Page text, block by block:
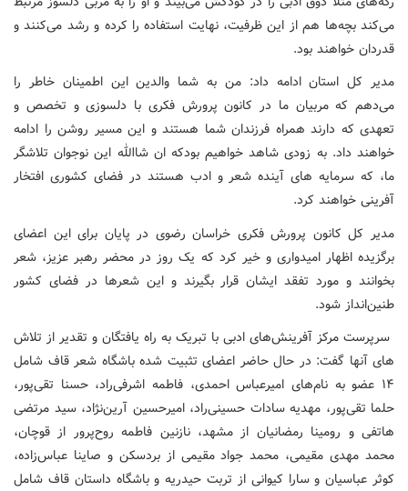
می‌کند بچه‌ها هم از این ظرفیت، نهایت استفاده را کرده و رشد می‌کنند و
قدردان خواهند بود.
مدیر کل استان ادامه داد: من به شما والدین این اطمینان خاطر را
می‌دهم که مربیان ما در کانون پرورش فکری با دلسوزی و تخصص و
تعهدی که دارند همراه فرزندان شما هستند و این مسیر روشن را ادامه
خواهند داد. به زودی شاهد خواهیم بودکه ان شاالله این نوجوان تلاشگر
ما، که سرمایه های آینده شعر و ادب هستند در فضای کشوری افتخار
آفرینی خواهند کرد.
مدیر کل کانون پرورش فکری خراسان رضوی در پایان برای این اعضای
برگزیده اظهار امیدواری و خیر کرد که یک روز در محضر رهبر عزیز، شعر
بخوانند و مورد تفقد ایشان قرار بگیرند و این شعرها در فضای کشور
طنین‌انداز شود.
سرپرست مرکز آفرینش‌های ادبی با تبریک به راه یافتگان و تقدیر از تلاش
های آنها گفت: در حال حاضر اعضای تثبیت شده باشگاه شعر قاف شامل
۱۴ عضو به نام‌های امیرعباس احمدی، فاطمه اشرفی‌راد، حسنا تقی‌پور،
حلما تقی‌پور، مهدیه سادات حسینی‌راد، امیرحسین آرین‌نژاد، سید مرتضی
هاتفی و رومینا رمضانیان از مشهد، نازنین فاطمه روح‌پرور از قوچان،
محمد مهدی مقیمی، محمد جواد مقیمی از بردسکن و صاینا عباس‌زاده،
کوثر عباسیان و سارا کیوانی از تربت حیدریه و باشگاه داستان قاف شامل